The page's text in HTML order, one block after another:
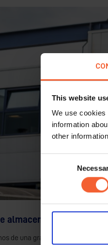
This website
We use
information
other
almacenemos el
de una gran capacidad de